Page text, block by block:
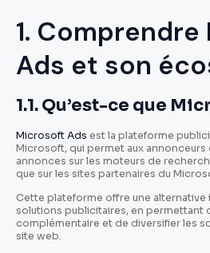
1.
Ads et son
1.1. Qu’est-ce que
Microsoft Ads est la plateforme
Microsoft, qui permet aux
annonces sur les moteurs de
que sur les sites partenaires du
Cette plateforme offre une alternative
solutions publicitaires, en permettant
complémentaire et de diversifier les
site web.